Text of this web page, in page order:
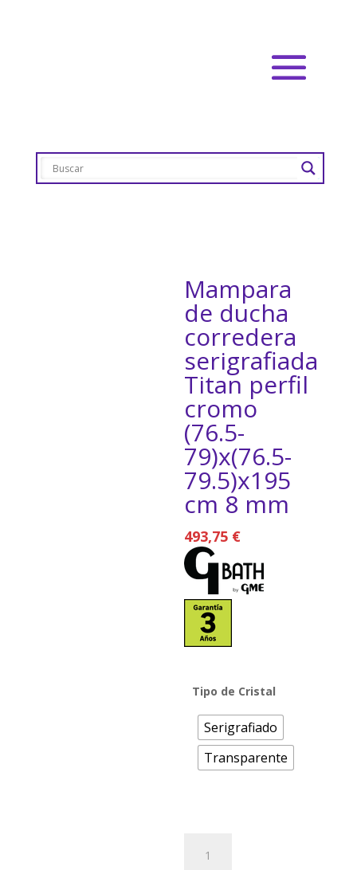
Mampara
de ducha
corredera
serigrafiada
Titan perfil
cromo
(76.5-
79)x(76.5-
79.5)x195
cm 8 mm
493,75 €
Tipo de Cristal
Serigrafiado
Transparente